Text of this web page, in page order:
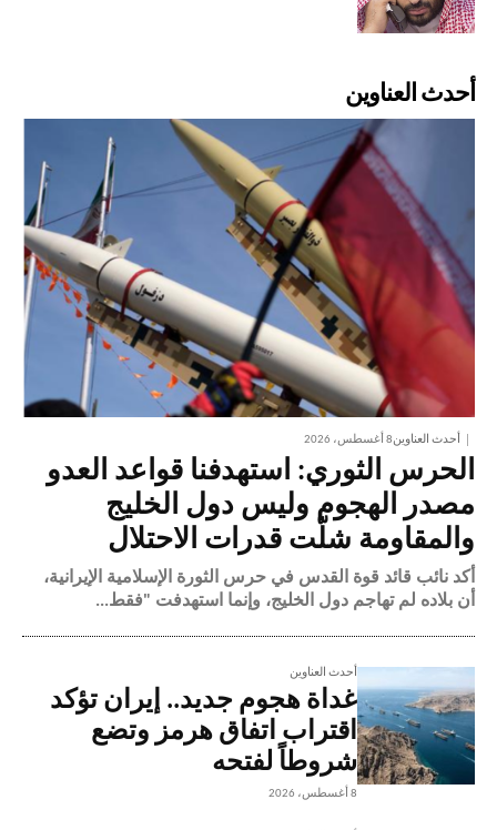
أحدث العناوين
أحدث العناوين8 أغسطس، 2026
الحرس الثوري: استهدفنا قواعد العدو
مصدر الهجوم وليس دول الخليج
والمقاومة شلّت قدرات الاحتلال
​أكد نائب قائد قوة القدس في حرس الثورة الإسلامية الإيرانية،
أن بلاده لم تهاجم دول الخليج، وإنما استهدفت "فقط...
أحدث العناوين
غداة هجوم جديد.. إيران تؤكد
اقتراب اتفاق هرمز وتضع
شروطاً لفتحه
8 أغسطس، 2026